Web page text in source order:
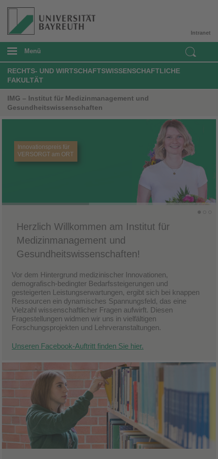
Intranet
Menü
RECHTS- UND WIRTSCHAFTSWISSENSCHAFTLICHE
FAKULTÄT
IMG – Institut für Medizinmanagement und
Gesundheitswissenschaften
Innovationspreis für
VERSORGT am ORT
Herzlich Willkommen am Institut für
Medizinmanagement und
Gesundheitswissenschaften!
Vor dem Hintergrund medizinischer Innovationen,
demografisch-bedingter Bedarfssteigerungen und
gesteigerten Leistungserwartungen, ergibt sich bei knappen
Ressourcen ein dynamisches Spannungsfeld, das eine
Vielzahl wissenschaftlicher Fragen aufwirft. Diesen
Fragestellungen widmen wir uns in vielfältigen
Forschungsprojekten und Lehrveranstaltungen.
Unseren Facebook-Auftritt finden Sie hier.